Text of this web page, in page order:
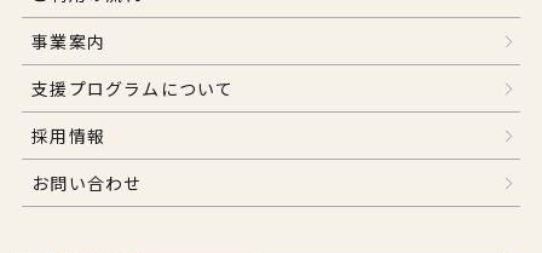
事業案内
支援プログラムについて
採用情報
お問い合わせ